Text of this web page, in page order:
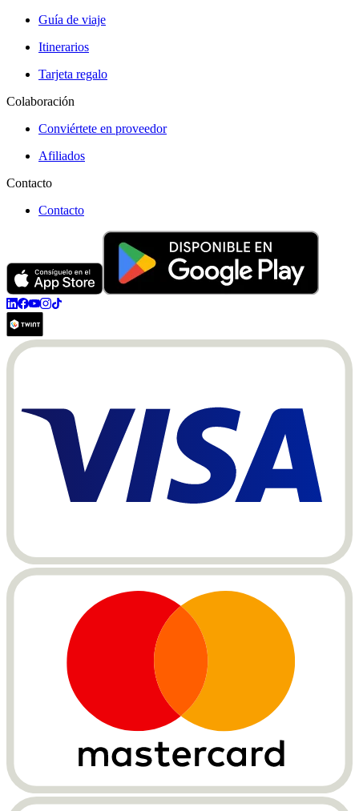
Guía de viaje
Itinerarios
Tarjeta regalo
Colaboración
Conviértete en proveedor
Afiliados
Contacto
Contacto